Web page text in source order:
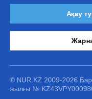
Ақау
® NUR.KZ 2009-2026
жылғы №